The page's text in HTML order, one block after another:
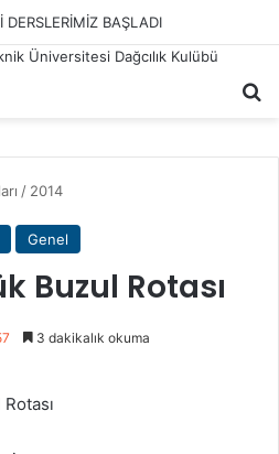
BAŞLADI
/ 2014
Genel
Buzul Rotası
3 dakikalık okuma